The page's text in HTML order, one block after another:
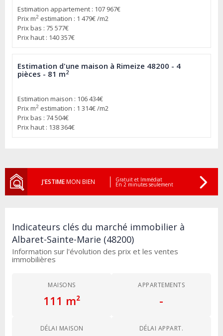
Estimation appartement : 107 967€
Prix m2 estimation : 1 479€ /m2
Prix bas : 75 577€
Prix haut : 140 357€
Estimation d'une maison à Rimeize 48200 - 4
pièces - 81 m2
Estimation maison : 106 434€
Prix m2 estimation : 1 314€ /m2
Prix bas : 74 504€
Prix haut : 138 364€
J'ESTIMEMON BIEN Gratuit et Immédiat
En 2 minutes seulement
Indicateurs clés du marché immobilier à
Albaret-Sainte-Marie (48200)
Information sur l'évolution des prix et les ventes
immobilières
MAISONS
111 m²
APPARTEMENTS
-
DÉLAI MAISON DÉLAI APPART.